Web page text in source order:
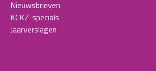
Nieuwsbrieven
KCKZ-specials
Jaarverslagen